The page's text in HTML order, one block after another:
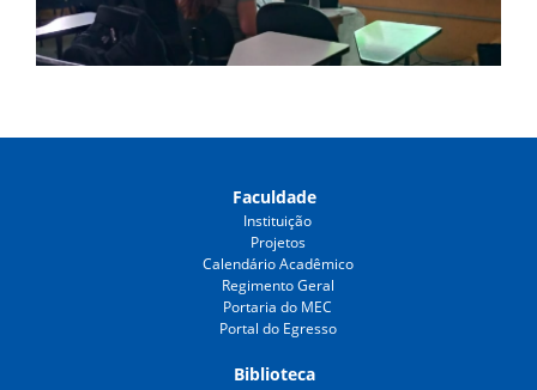
Faculdade
Instituição
Projetos
Calendário Acadêmico
Regimento Geral
Portaria do MEC
Portal do Egresso
Biblioteca